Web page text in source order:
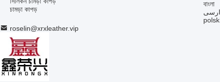
চামড়া কাপড়
বাংলা
roselin@xrxleather.vip